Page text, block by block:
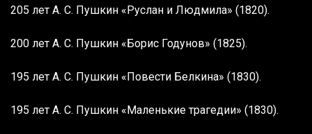
205 лет А. С. Пушкин «Руслан и Людмила» (1820).
200 лет А. С. Пушкин «Борис Годунов» (1825).
195 лет А. С. Пушкин «Повести Белкина» (1830).
195 лет А. С. Пушкин «Маленькие трагедии» (1830).